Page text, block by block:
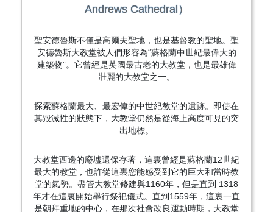
Andrews Cathedral）
聖安德魯斯不僅是高爾夫聖地，也是基督教的聖地。聖
安德魯斯大教堂被人們形容為“蘇格蘭中世紀最偉大的
建築物”。它曾經是英國最古老的大教堂，也是最雄偉
壯麗的大教堂之一。
探索蘇格蘭最大、最宏偉的中世紀教堂的遺跡。即使在
其毀滅性的狀態下，大教堂仍然是從海上高度可見的突
出地標。
大教堂西邊的廢墟還保存著，這裏曾經是蘇格蘭12世紀
最大的教堂，也許從這裏您能感受到它的巨大和當時教
堂的氣勢。盡管大教堂修建與1160年，但是直到 1318
年才在這裏開始舉行祭祀儀式。直到1559年，這裏一直
是朝拜重地的中心，在那次社會改良運動時期，大教堂